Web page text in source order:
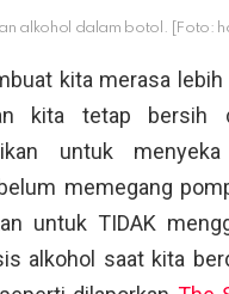
alkohol dalam botol. [Foto:
kita merasa lebih
kita tetap bersih
untuk
memegang
untuk TIDAK
alkohol saat kita